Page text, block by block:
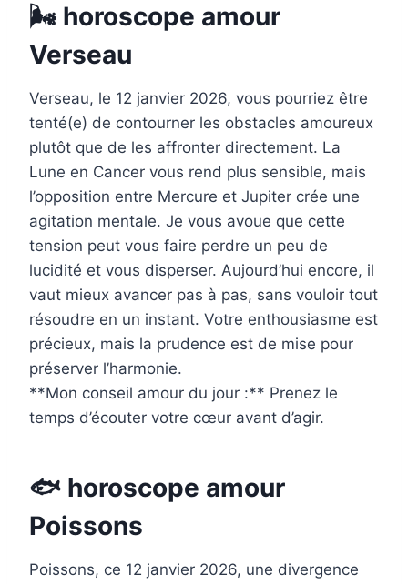
🌬 horoscope amour
Verseau
Verseau, le 12 janvier 2026, vous pourriez être
tenté(e) de contourner les obstacles amoureux
plutôt que de les affronter directement. La
Lune en Cancer vous rend plus sensible, mais
l’opposition entre Mercure et Jupiter crée une
agitation mentale. Je vous avoue que cette
tension peut vous faire perdre un peu de
lucidité et vous disperser. Aujourd’hui encore, il
vaut mieux avancer pas à pas, sans vouloir tout
résoudre en un instant. Votre enthousiasme est
précieux, mais la prudence est de mise pour
préserver l’harmonie.
**Mon conseil amour du jour :** Prenez le
temps d’écouter votre cœur avant d’agir.
🐟 horoscope amour
Poissons
Poissons, ce 12 janvier 2026, une divergence